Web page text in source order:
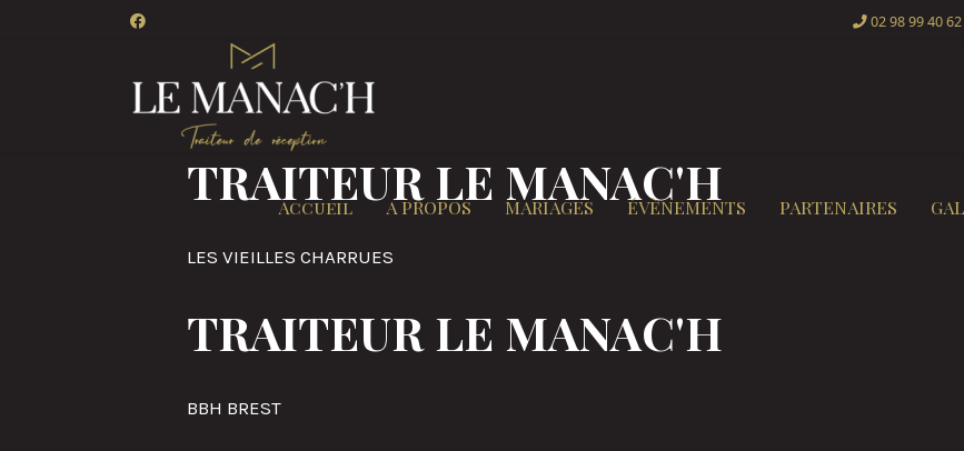
02 98 99 40 62
Accueil A PROPOS MARIAGES ÉVÈNEMENTS PARTENAIRES
TRAITEUR LE MANAC'H
LES VIEILLES CHARRUES
TRAITEUR LE MANAC'H
BBH BREST